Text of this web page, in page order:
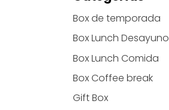
Box de temporada
Box Lunch Desayuno
Box Lunch Comida
Box Coffee break
Gift Box